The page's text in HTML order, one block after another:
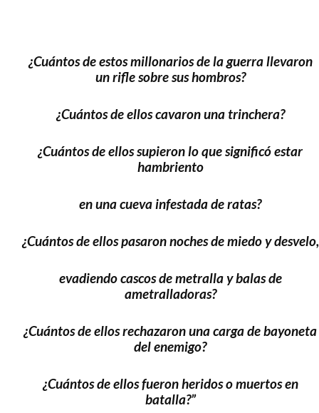
¿Cuántos de estos millonarios de la guerra llevaron
un rifle sobre sus hombros?
¿Cuántos de ellos cavaron una trinchera?
¿Cuántos de ellos supieron lo que significó estar
hambriento
en una cueva infestada de ratas?
¿Cuántos de ellos pasaron noches de miedo y desvelo,
evadiendo cascos de metralla y balas de
ametralladoras?
¿Cuántos de ellos rechazaron una carga de bayoneta
del enemigo?
¿Cuántos de ellos fueron heridos o muertos en
batalla?”